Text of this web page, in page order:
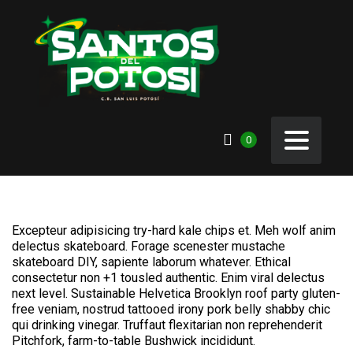
0
Excepteur adipisicing try-hard kale chips et. Meh wolf anim
delectus skateboard. Forage scenester mustache
skateboard DIY, sapiente laborum whatever. Ethical
consectetur non +1 tousled authentic. Enim viral delectus
next level. Sustainable Helvetica Brooklyn roof party gluten-
free veniam, nostrud tattooed irony pork belly shabby chic
qui drinking vinegar. Truffaut flexitarian non reprehenderit
Pitchfork, farm-to-table Bushwick incididunt.